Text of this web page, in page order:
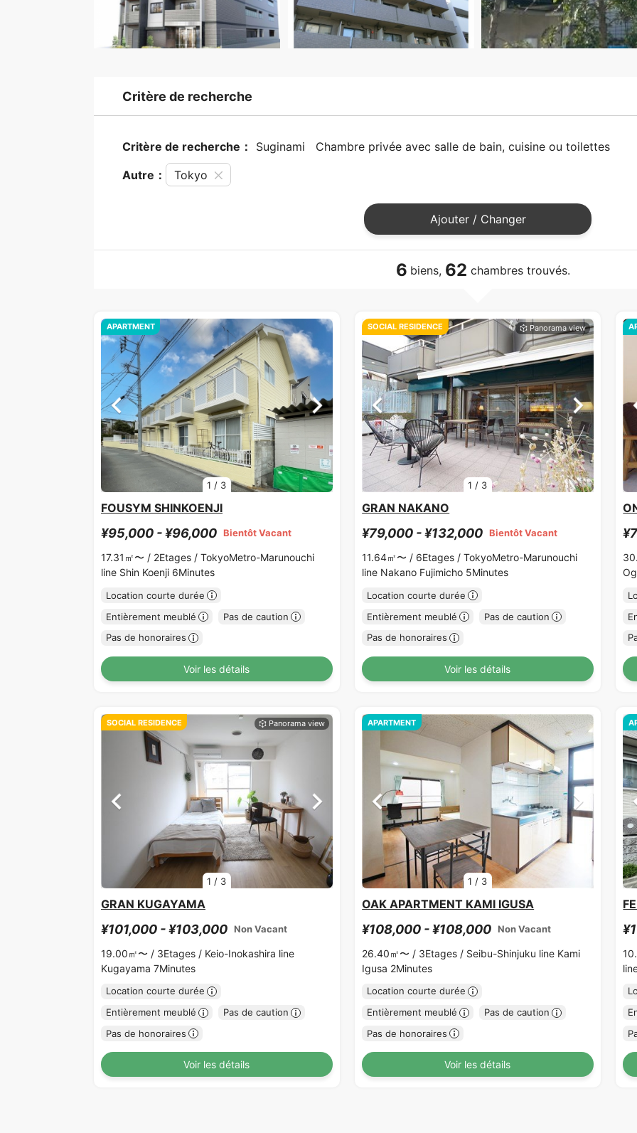
Critère de recherche
Critère de recherche： Suginami Chambre privée avec salle de bain, cuisine ou toilettes
Autre： Tokyo
Ajouter / Changer
6 biens, 62 chambres trouvés.
1 / 3
APARTMENT
FOUSYM SHINKOENJI
¥95,000 - ¥96,000 Bientôt Vacant
17.31㎡〜 / 2Etages / TokyoMetro-Marunouchi
line Shin Koenji 6Minutes
Location courte durée
Entièrement meublé
Pas de caution
Pas de honoraires
Voir les détails
1 / 3
SOCIAL RESIDENCE
GRAN NAKANO
¥79,000 - ¥132,000 Bientôt Vacant
11.64㎡〜 / 6Etages /TokyoMetro-Marunouchi
line Nakano Fujimicho 5Minutes
Location courte durée
Entièrement meublé
Pas de caution
Pas de honoraires
Voir les détails
1 / 3
SOCIAL RESIDENCE
GRAN KUGAYAMA
¥101,000 - ¥103,000 Non Vacant
19.00㎡〜 / 3Etages / Keio-Inokashira line
Kugayama 7Minutes
Location courte durée
Entièrement meublé
Pas de caution
Pas de honoraires
Voir les détails
1 / 3
APARTMENT
OAK APARTMENT KAMI IGUSA
¥108,000 - ¥108,000 Non Vacant
26.40㎡〜 / 3Etages / Seibu-Shinjuku line Kami
Igusa 2Minutes
Location courte durée
Entièrement meublé
Pas de caution
Pas de honoraires
Voir les détails